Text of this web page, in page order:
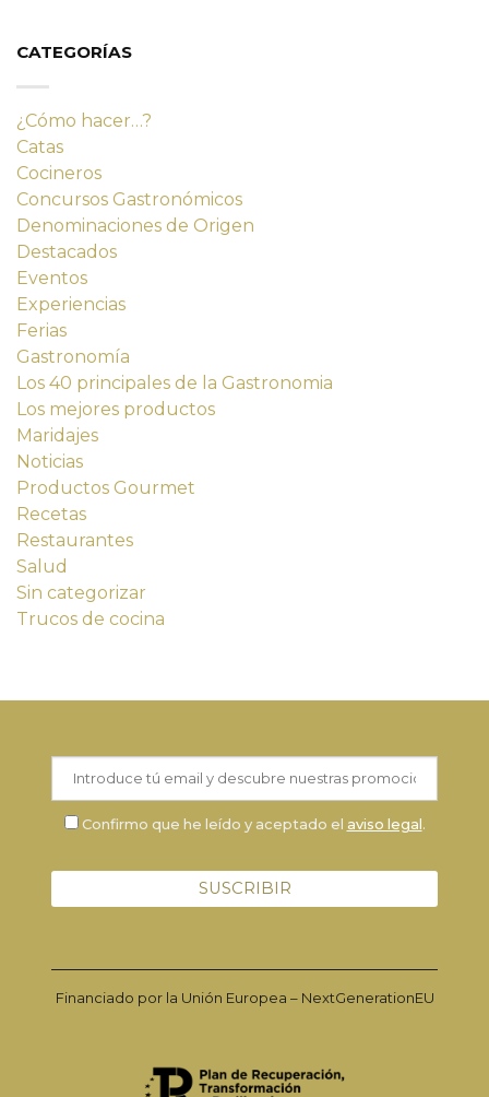
CATEGORÍAS
¿Cómo hacer…?
Catas
Cocineros
Concursos Gastronómicos
Denominaciones de Origen
Destacados
Eventos
Experiencias
Ferias
Gastronomía
Los 40 principales de la Gastronomia
Los mejores productos
Maridajes
Noticias
Productos Gourmet
Recetas
Restaurantes
Salud
Sin categorizar
Trucos de cocina
Confirmo que he leído y aceptado el aviso legal.
Financiado por la Unión Europea – NextGenerationEU